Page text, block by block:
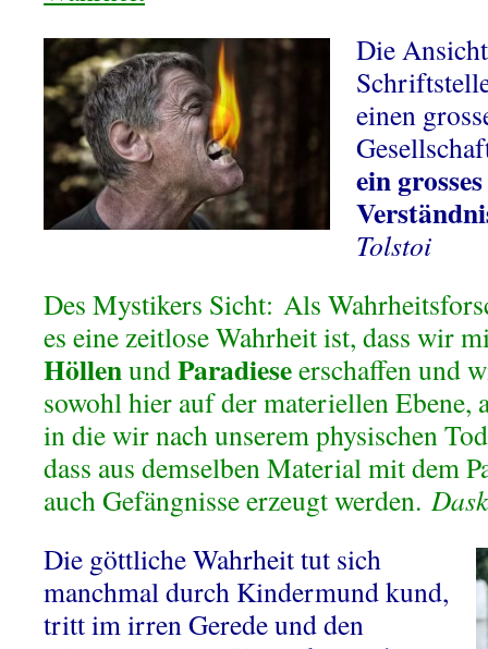
Die
einen
ein
Tolstoi
Des Mystikers Sicht: Als
es eine zeitlose Wahrheit ist, dass wir
HöllenundParadieseerschaffen und
sowohl hier auf der materiellen Ebene,
in die wir nach unserem physischen
dass aus demselben Material mit dem
auch Gefängnisse erzeugt werden.
Die göttliche Wahrheit tut sich
manchmal durch Kindermund kund,
tritt im irren Gerede und den